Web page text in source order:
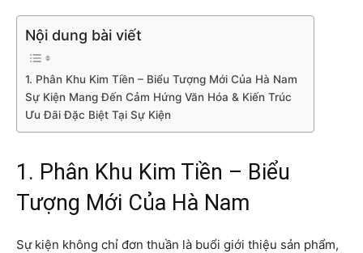
Nội dung bài viết
1. Phân Khu Kim Tiền – Biểu Tượng Mới Của Hà Nam
Sự Kiện Mang Đến Cảm Hứng Văn Hóa & Kiến Trúc
Ưu Đãi Đặc Biệt Tại Sự Kiện
1. Phân Khu Kim Tiền – Biểu
Tượng Mới Của Hà Nam
Sự kiện không chỉ đơn thuần là buổi giới thiệu sản phẩm,